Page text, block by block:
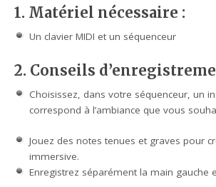
1. Matériel nécessaire :
Un clavier MIDI et un séquenceur
2. Conseils
Choisissez, dans votre séquenceur, un
correspond à l’ambiance que vous
Jouez des notes tenues et graves pour
immersive.
Enregistrez séparément la main gauche